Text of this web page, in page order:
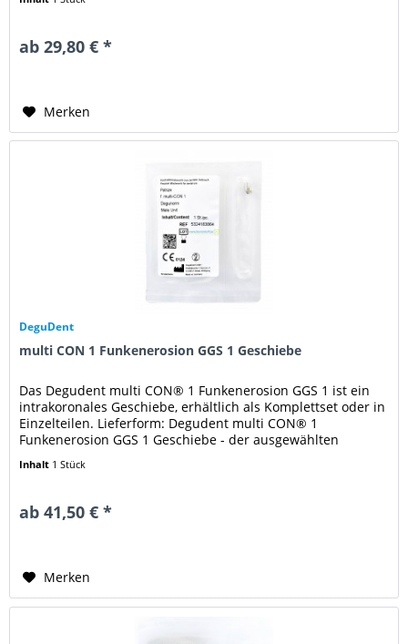
ab 29,80 € *
Merken
DeguDent
multi CON 1 Funkenerosion GGS 1 Geschiebe
Das Degudent multi CON® 1 Funkenerosion GGS 1 ist ein
intrakoronales Geschiebe, erhältlich als Komplettset oder in
Einzelteilen. Lieferform: Degudent multi CON® 1
Funkenerosion GGS 1 Geschiebe - der ausgewählten
Inhalt 1 Stück
ab 41,50 € *
Merken